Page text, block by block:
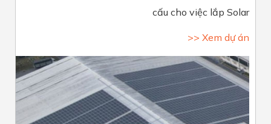
cấu cho việc lắp Solar
>> Xem dự án